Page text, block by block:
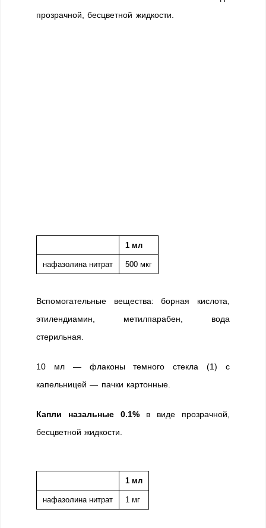
прозрачной, бесцветной жидкости.
1 мл
нафазолина нитрат 500 мкг
Вспомогательные вещества: борная кислота,
этилендиамин, метилпарабен, вода
стерильная.
10 мл — флаконы темного стекла (1) с
капельницей — пачки картонные.
Капли назальные 0.1% в виде прозрачной,
бесцветной жидкости.
1 мл
нафазолина нитрат 1 мг